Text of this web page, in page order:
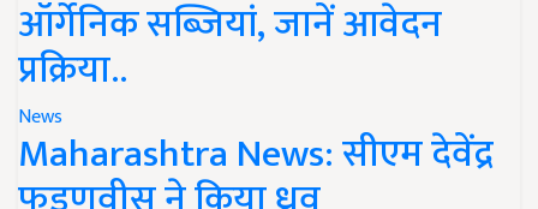
ऑर्गेनिक सब्जियां, जानें आवेदन
प्रक्रिया..
News
Maharashtra News: सीएम देवेंद्र